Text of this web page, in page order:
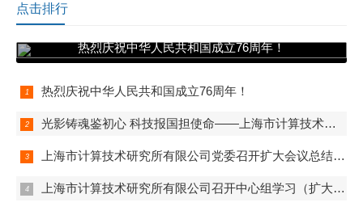
抓好治理整改。
点击排行
热烈庆祝中华人民共和国成立76周年！
热烈庆祝中华人民共和国成立76周年！
光影铸魂鉴初心 科技报国担使命——上海市计算技术研究所有限公司第一、第二、第五党支部组织观看电影《731》
上海市计算技术研究所有限公司党委召开扩大会议总结学习教育
上海市计算技术研究所有限公司召开中心组学习（扩大）会——组织观看抗战胜利80周年阅兵